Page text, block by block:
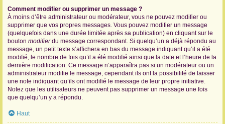
Comment modifier ou supprimer un message ?
À moins d’être administrateur ou modérateur, vous ne pouvez modifier ou
supprimer que vos propres messages. Vous pouvez modifier un message
(quelquefois dans une durée limitée après sa publication) en cliquant sur le
bouton modifierdu message correspondant. Si quelqu’un a déjà répondu au
message, un petit texte s’affichera en bas du message indiquant qu’il a été
modifié, le nombre de fois qu’il a été modifié ainsi que la date et l’heure de la
dernière modification. Ce message n’apparaîtra pas si un modérateur ou un
administrateur modifie le message, cependant ils ont la possibilité de laisser
une note indiquant qu’ils ont modifié le message de leur propre initiative.
Notez que les utilisateurs ne peuvent pas supprimer un message une fois
que quelqu’un y a répondu.
Haut